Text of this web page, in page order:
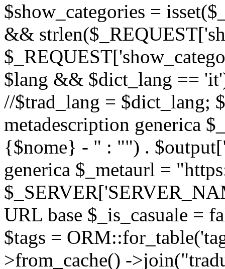
$show_categories =
&&
$lang && $dict_lang ==
//$trad_lang = $dict_lang;
metadescription generica
{$nome} - " : "") .
generica $_metaurl =
URL base $_is_casuale =
$tags =
>from_cache() -